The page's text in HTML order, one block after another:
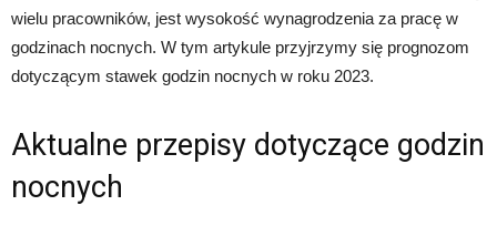
wielu pracowników, jest wysokość wynagrodzenia za pracę w
godzinach nocnych. W tym artykule przyjrzymy się prognozom
dotyczącym stawek godzin nocnych w roku 2023.
Aktualne przepisy dotyczące godzin
nocnych